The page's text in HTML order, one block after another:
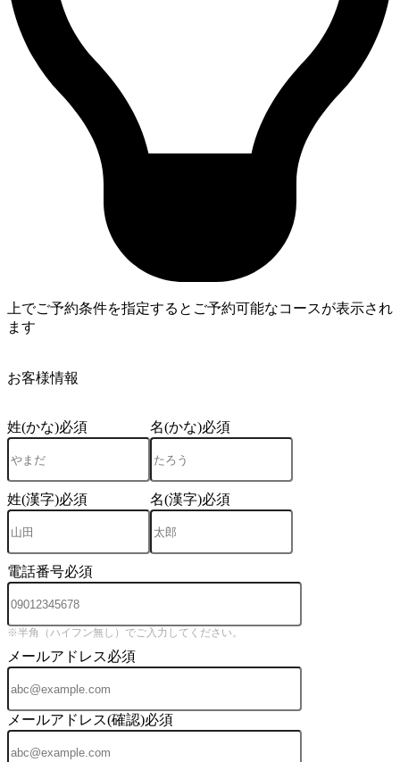
上でご予約条件を指定するとご予約可能なコースが表示され
ます
お客様情報
姓(かな)必須 名(かな)必須
姓(漢字)必須 名(漢字)必須
電話番号必須
※半角（ハイフン無し）でご入力してください。
メールアドレス必須
メールアドレス(確認)必須